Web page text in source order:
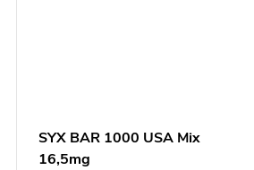
SYX BAR 1000 USA Mix
16,5mg